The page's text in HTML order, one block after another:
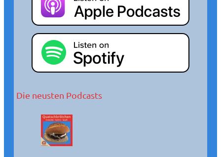
Die neusten Podcasts